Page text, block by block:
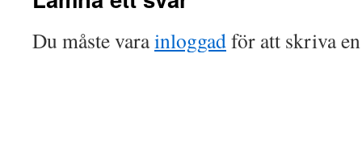
Du måste varainloggadför att skriva